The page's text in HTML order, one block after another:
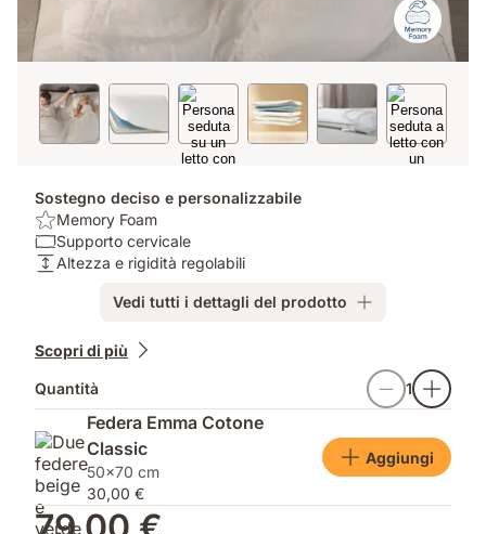
Sostegno deciso e personalizzabile
Benefit:
Memory
Foam
Memory Foam
Cuscino:
Supporto
Supporto cervicale
Altezza:
regolabili
Altezza e rigidità regolabili
Vedi tutti i dettagli del prodotto
Prodotti
Scopri di più
Quantità 1
Federa Emma Cotone
Classic
50x70 cm
30,00 €
Aggiungi